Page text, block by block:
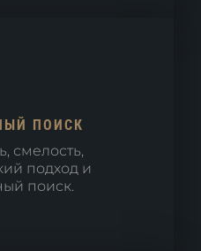
ПОИСК
смелость,
подход и
поиск.